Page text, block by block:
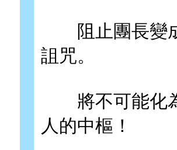
阻止團長變成
詛咒。
將不可能化為
人的中樞！